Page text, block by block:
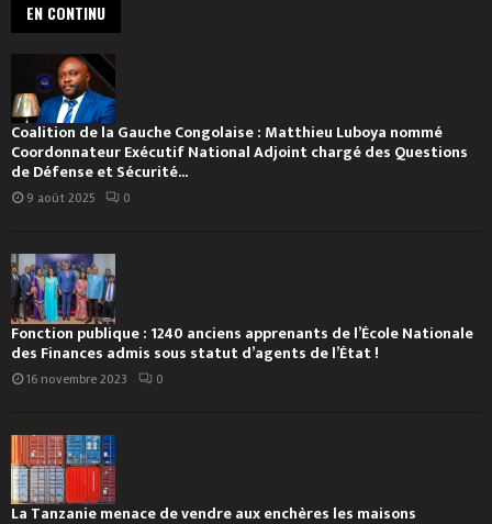
EN CONTINU
Coalition de la Gauche Congolaise : Matthieu Luboya nommé
Coordonnateur Exécutif National Adjoint chargé des Questions
de Défense et Sécurité...
9 août 2025 0
Fonction publique : 1240 anciens apprenants de l’École Nationale
des Finances admis sous statut d’agents de l’État !
16 novembre 2023 0
La Tanzanie menace de vendre aux enchères les maisons